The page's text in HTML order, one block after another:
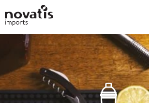
Panneau de gestion des cookies